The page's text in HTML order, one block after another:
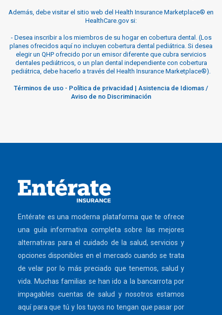
Además, debe visitar el sitio web del Health Insurance Marketplace® en
HealthCare.gov si:
-Desea inscribir a los miembros de su hogar en cobertura dental. (Los
planes ofrecidos aquí no incluyen cobertura dental pediátrica. Si desea
elegir un QHP ofrecido por un emisor diferente que cubra servicios
dentales pediátricos, o un plan dental independiente con cobertura
pediátrica, debe hacerlo a través del Health Insurance Marketplace®).
Términos de uso - Política de privacidad | Asistencia de Idiomas /
Aviso de no Discriminación
Entérate es una moderna plataforma que te ofrece
una guía informativa completa sobre las mejores
alternativas para el cuidado de la salud, servicios y
opciones disponibles en el mercado cuando se trata
de velar por lo más preciado que tenemos, salud y
vida. Muchas familias se han ido a la bancarrota por
impagables cuentas de salud y nosotros estamos
aquí para que tú y los tuyos no tengan que pasar por